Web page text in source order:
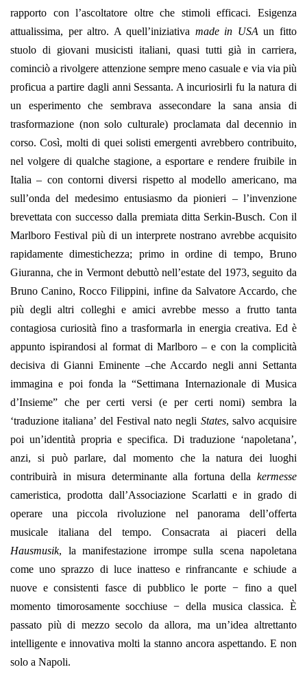
rapporto con l’ascoltatore oltre che stimoli efficaci. Esigenza
attualissima, per altro. A quell’iniziativa made in USAun fitto
stuolo di giovani musicisti italiani, quasi tutti già in carriera,
cominciò a rivolgere attenzione sempre meno casuale e via via più
proficua a partire dagli anni Sessanta. A incuriosirli fu la natura di
un esperimento che sembrava assecondare la sana ansia di
trasformazione (non solo culturale) proclamata dal decennio in
corso. Così, molti di quei solisti emergenti avrebbero contribuito,
nel volgere di qualche stagione, a esportare e rendere fruibile in
Italia – con contorni diversi rispetto al modello americano, ma
sull’onda del medesimo entusiasmo da pionieri – l’invenzione
brevettata con successo dalla premiata ditta Serkin-Busch. Con il
Marlboro Festival più di un interprete nostrano avrebbe acquisito
rapidamente dimestichezza; primo in ordine di tempo, Bruno
Giuranna, che in Vermont debuttò nell’estate del 1973, seguito da
Bruno Canino, Rocco Filippini, infine da Salvatore Accardo, che
più degli altri colleghi e amici avrebbe messo a frutto tanta
contagiosa curiosità fino a trasformarla in energia creativa. Ed è
appunto ispirandosi al format di Marlboro ‒ e con la complicità
decisiva di Gianni Eminente ‒che Accardo negli anni Settanta
immagina e poi fonda la “Settimana Internazionale di Musica
d’Insieme” che per certi versi (e per certi nomi) sembra la
‘traduzione italiana’ del Festival nato negli States, salvo acquisire
poi un’identità propria e specifica. Di traduzione ‘napoletana’,
anzi, si può parlare, dal momento che la natura dei luoghi
contribuirà in misura determinante alla fortuna della kermesse
cameristica, prodotta dall’Associazione Scarlatti e in grado di
operare una piccola rivoluzione nel panorama dell’offerta
musicale italiana del tempo. Consacrata ai piaceri della
Hausmusik, la manifestazione irrompe sulla scena napoletana
come uno sprazzo di luce inatteso e rinfrancante e schiude a
nuove e consistenti fasce di pubblico le porte − fino a quel
momento timorosamente socchiuse − della musica classica. È
passato più di mezzo secolo da allora, ma un’idea altrettanto
intelligente e innovativa molti la stanno ancora aspettando. E non
solo a Napoli.